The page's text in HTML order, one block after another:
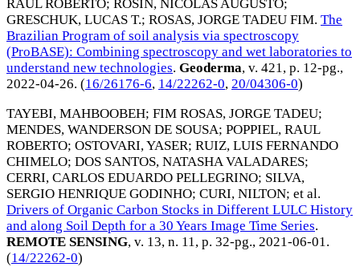
RAUL ROBERTO; ROSIN, NICOLAS AUGUSTO;
GRESCHUK, LUCAS T.; ROSAS, JORGE TADEU FIM. The
Brazilian Program of soil analysis via spectroscopy
(ProBASE): Combining spectroscopy and wet laboratories to
understand new technologies. Geoderma, v. 421, p. 12-pg.,
2022-04-26. (16/26176-6, 14/22262-0, 20/04306-0)
TAYEBI, MAHBOOBEH; FIM ROSAS, JORGE TADEU;
MENDES, WANDERSON DE SOUSA; POPPIEL, RAUL
ROBERTO; OSTOVARI, YASER; RUIZ, LUIS FERNANDO
CHIMELO; DOS SANTOS, NATASHA VALADARES;
CERRI, CARLOS EDUARDO PELLEGRINO; SILVA,
SERGIO HENRIQUE GODINHO; CURI, NILTON; et al.
Drivers of Organic Carbon Stocks in Different LULC History
and along Soil Depth for a 30 Years Image Time Series.
REMOTE SENSING, v. 13, n. 11, p. 32-pg., 2021-06-01.
(14/22262-0)